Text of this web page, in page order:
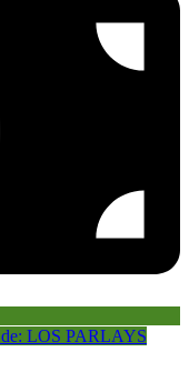
LOS PARLAYS